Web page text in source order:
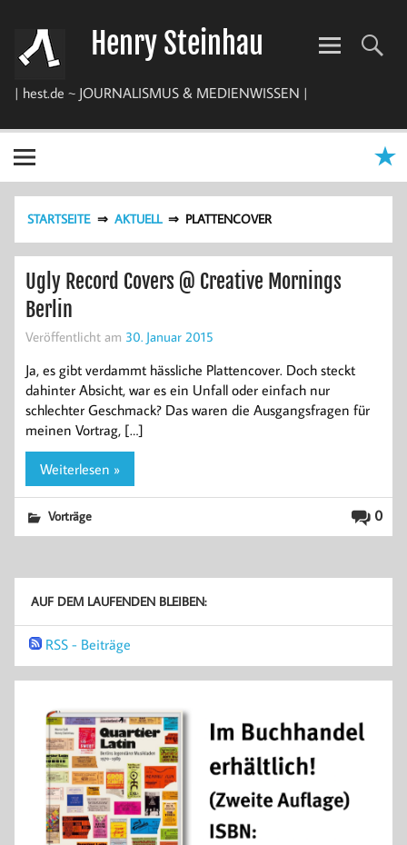
springen
Henry Steinhau
| hest.de ~ JOURNALISMUS & MEDIENWISSEN |
STARTSEITE AKTUELL PLATTENCOVER
Ugly Record Covers @ Creative Mornings
Berlin
Veröffentlicht am 30. Januar 2015
Ja, es gibt verdammt hässliche Plattencover. Doch steckt
dahinter Absicht, war es ein Unfall oder einfach nur
schlechter Geschmack? Das waren die Ausgangsfragen für
meinen Vortrag, […]
Weiterlesen »
0
Vorträge
AUF DEM LAUFENDEN BLEIBEN:
RSS - Beiträge